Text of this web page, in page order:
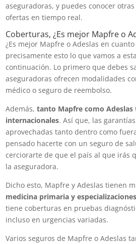
aseguradoras, y puedes conocer
ofertas en tiempo real.
Coberturas, ¿Es mejor Mapfre o
¿Es mejor Mapfre o Adeslas en
precisamente esto lo que vamos a
continuación. Lo primero que debes
aseguradoras ofrecen modalidades
médico o seguro de reembolso.
Además,tanto Mapfre como
internacionales. Así que, las
aprovechadas tanto dentro como
pensado hacerte con un seguro de
cerciorarte de que el país al que irás
la aseguradora.
Dicho esto, Mapfre y Adeslas tienen
medicina primaria y
tiene coberturas en pruebas
incluso en urgencias variadas.
Varios seguros de Mapfre o Adeslas